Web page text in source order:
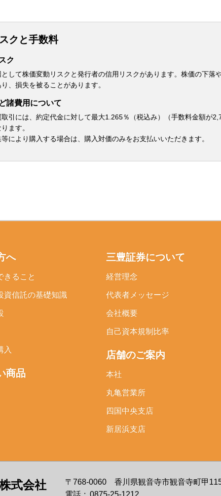
クと手数料
ク
として株価変動リスクと発行者の信用リスクがあります。株価の下
、損失を被ることがあります。
諸費用について
引には、約定代金に対して最大1.265％（税込み）（手数料金額が
ます。
により購入する場合は、購入対価のみをお支払いいただきます。
へ
きること
資信託の基礎知識
入
商品
三豊証券について
経営理念
代表者メッセージ
会社概要
自己資本規制比率
店舗のご案内
本社
丸亀営業所
四国中央支店
新居浜支店
式会社
〒768-0060 香川県観音寺市観音寺町甲
電話： 0875-25-1212